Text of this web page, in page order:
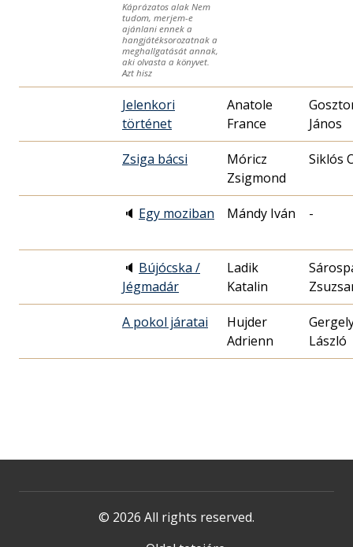
Káprázatos alak Nem
tudom, merjem-e
ajánlani ennek a
hangjátéksorozatnak a
meghallgatását annak,
aki olvasta a könyvet.
Azt hisz
Jelenkori
történet
Anatole
France
János
Zsiga bácsi
Móricz
Zsigmond
Siklós
🔈 Egy moziban Mándy Iván -
🔈 Bújócska /
Jégmadár
Ladik
Katalin
A pokol járatai
Hujder
Adrienn
László
© 2026 All rights reserved.